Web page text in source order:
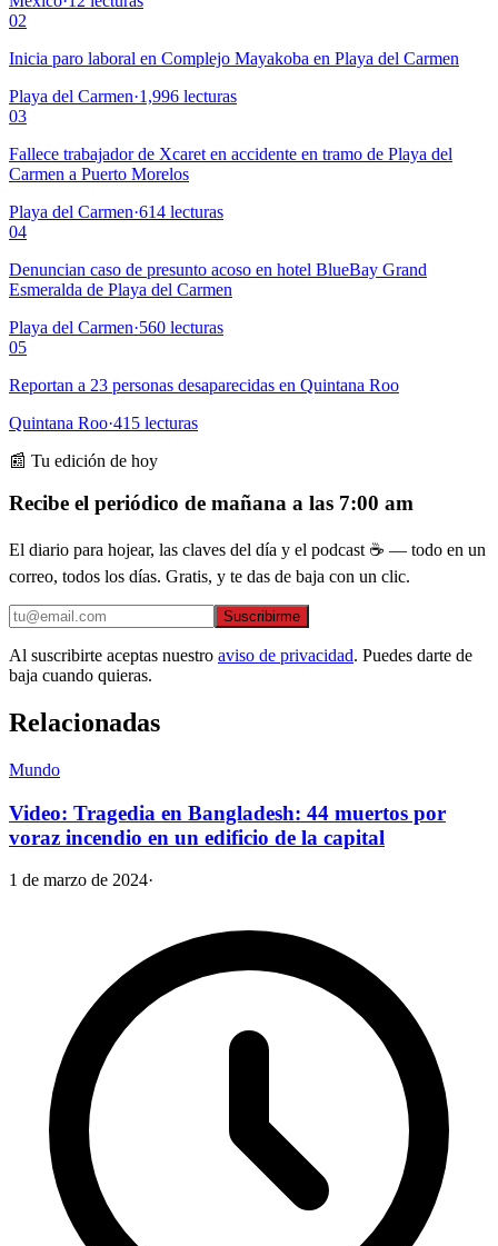
02
Inicia paro laboral en Complejo Mayakoba en Playa del Carmen
Playa del Carmen·1,996 lecturas
03
Fallece trabajador de Xcaret en accidente en tramo de Playa del
Carmen a Puerto Morelos
Playa del Carmen·614 lecturas
04
Denuncian caso de presunto acoso en hotel BlueBay Grand
Esmeralda de Playa del Carmen
Playa del Carmen·560 lecturas
05
Reportan a 23 personas desaparecidas en Quintana Roo
Quintana Roo·415 lecturas
📰 Tu edición de hoy
Recibe el periódico de mañana a las 7:00 am
El diario para hojear, las claves del día y el podcast ☕ — todo en un
correo, todos los días. Gratis, y te das de baja con un clic.
Suscribirme
Al suscribirte aceptas nuestro aviso de privacidad. Puedes darte de
baja cuando quieras.
Relacionadas
Mundo
Video: Tragedia en Bangladesh: 44 muertos por
voraz incendio en un edificio de la capital
1 de marzo de 2024·